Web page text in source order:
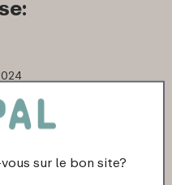
mauve
für die Tasche
★★
★★sur le bon site?